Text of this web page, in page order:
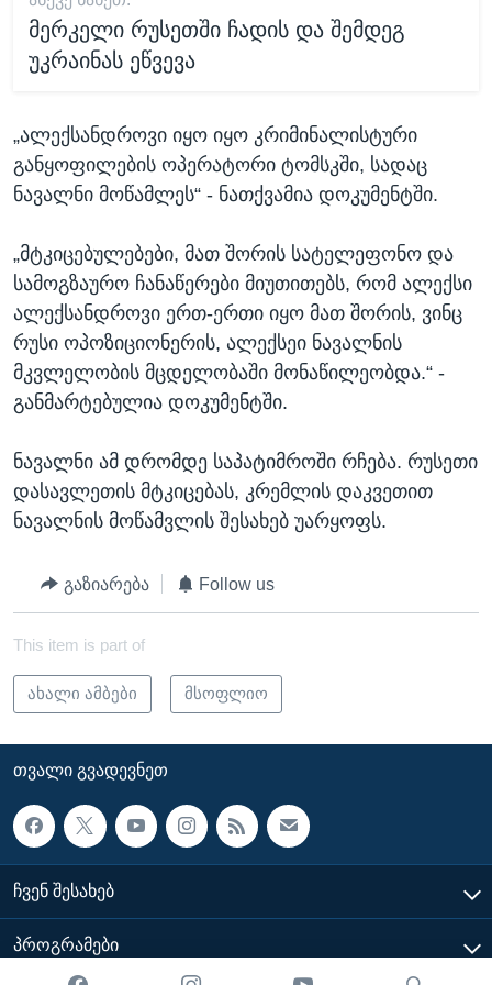
მერკელი რუსეთში ჩადის და შემდეგ
უკრაინას ეწვევა
„ალექსანდროვი იყო იყო კრიმინალისტური
განყოფილების ოპერატორი ტომსკში, სადაც
ნავალნი მოწამლეს“ - ნათქვამია დოკუმენტში.
„მტკიცებულებები, მათ შორის სატელეფონო და
სამოგზაურო ჩანაწერები მიუთითებს, რომ ალექსი
ალექსანდროვი ერთ-ერთი იყო მათ შორის, ვინც
რუსი ოპოზიციონერის, ალექსეი ნავალნის
მკვლელობის მცდელობაში მონაწილეობდა.“ -
განმარტებულია დოკუმენტში.
ნავალნი ამ დრომდე საპატიმროში რჩება. რუსეთი
დასავლეთის მტკიცებას, კრემლის დაკვეთით
ნავალნის მოწამვლის შესახებ უარყოფს.
გაზიარება Follow us
This item is part of
ახალი ამბები მსოფლიო
ᲗᲕᲐᲚᲘ ᲒᲕᲐᲓᲔᲕᲜᲔᲗ
ᲩᲕᲔᲜ ᲨᲔᲡᲐᲮᲔᲑ
ᲞᲠᲝᲒᲠᲐᲛᲔᲑᲘ